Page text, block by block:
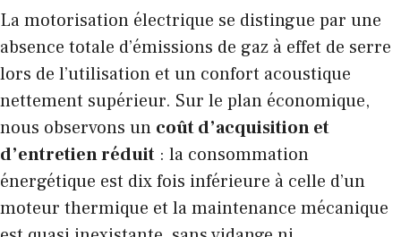
La motorisation électrique se distingue par une
absence totale d’émissions de gaz à effet de serre
lors de l’utilisation et un confort acoustique
nettement supérieur. Sur le plan économique,
nous observons un coût d’acquisition et
d’entretien réduit : la consommation
énergétique est dix fois inférieure à celle d’un
moteur thermique et la maintenance mécanique